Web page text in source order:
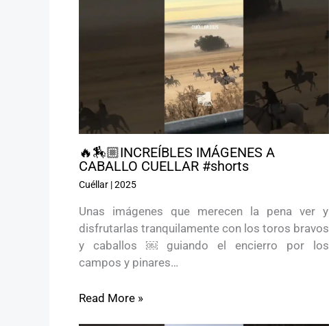
🔥🏇🏼INCREÍBLES IMÁGENES A
CABALLO CUELLAR #shorts
Cuéllar|2025
Unas imágenes que merecen la pena ver y
disfrutarlas tranquilamente con los toros bravos
y caballos ￼ guiando el encierro por los
campos y pinares…
Read More »